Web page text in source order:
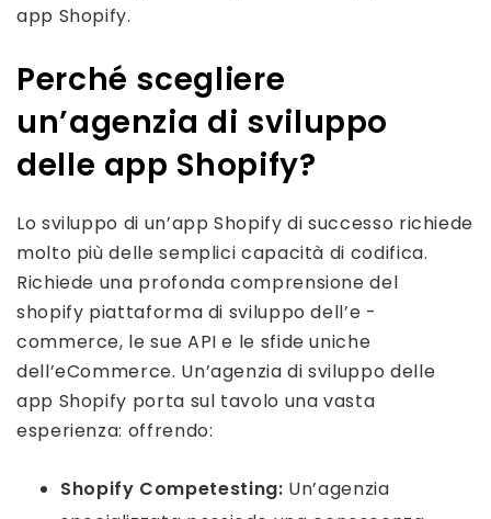
app Shopify.
Perché scegliere
un’agenzia di sviluppo
delle app Shopify?
Lo sviluppo di un’app Shopify di successo richiede
molto più delle semplici capacità di codifica.
Richiede una profonda comprensione del
shopify piattaforma di sviluppo dell’e -
commerce, le sue API e le sfide uniche
dell’eCommerce. Un’agenzia di sviluppo delle
app Shopify porta sul tavolo una vasta
esperienza: offrendo:
Shopify Competesting: Un’agenzia